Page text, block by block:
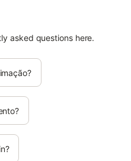
asked questions here.